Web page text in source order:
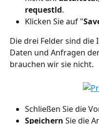
requestld.
Klicken Sie auf "
Die drei Felder sind
Daten und Anfragen
brauchen wir sie nicht.
Schließen Sie die
Speichern Sie die